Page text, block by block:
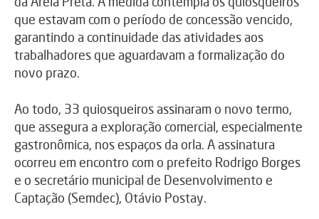
que estavam com o período de concessão vencido,
garantindo a continuidade das atividades aos
trabalhadores que aguardavam a formalização do
novo prazo.
Ao todo, 33 quiosqueiros assinaram o novo termo,
que assegura a exploração comercial, especialmente
gastronômica, nos espaços da orla. A assinatura
ocorreu em encontro com o prefeito Rodrigo Borges
e o secretário municipal de Desenvolvimento e
Captação (Semdec), Otávio Postay.